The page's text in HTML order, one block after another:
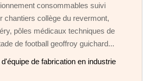
consommables suivi
chantiers collège du revermont,
pôles médicaux techniques de
de football geoffroy guichard...
de fabrication en industrie